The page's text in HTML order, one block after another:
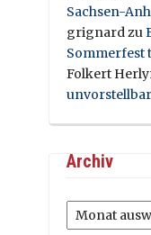
Sachsen-
grignard zu
Sommerfest
Folkert
unvorstellbar
Archiv
Archiv